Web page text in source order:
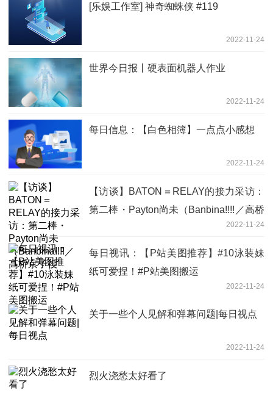
[乐娱工作室] 神奇蜘蛛侠 #119
2022-11-24
世界今日报丨硬表面机器人作业
2022-11-24
每日信息：【白色相簿】一点点小感想
2022-11-24
【访谈】BATON＝RELAY的接力采访：
第二棒・Payton尚未（Banbina!!!!／高桥
2022-11-24
每日视讯：【P站美图推荐】#10泳装妹
纸可爱捏！#P站美图搬运
2022-11-24
关于一些个人见解和弹幕问题|每日视点
2022-11-24
烈火浇愁太好看了